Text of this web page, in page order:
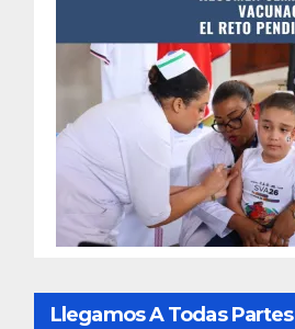
Llegamos A Todas Partes